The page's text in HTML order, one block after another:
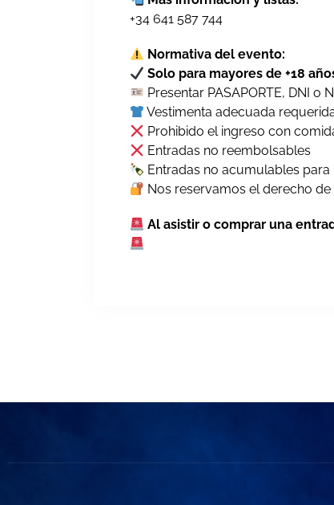
+34 641 587 744
Normativa del evento:
Solo para mayores de +18
Presentar PASAPORTE, DNI o
Vestimenta adecuada
Prohibido el ingreso con
Entradas no reembolsables
Entradas no acumulables para
Nos reservamos el derecho
Al asistir o comprar una